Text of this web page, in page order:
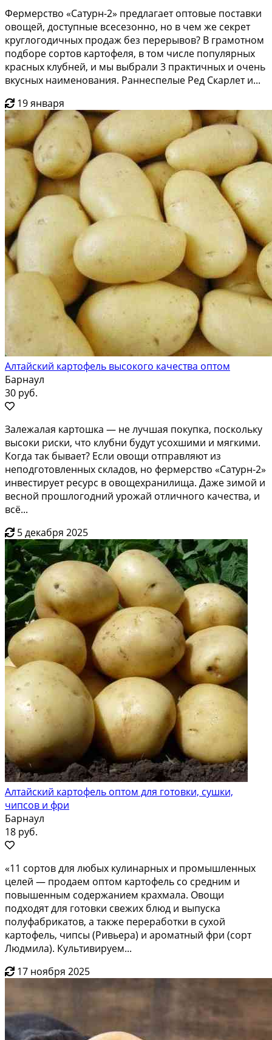
Фермерство «Сатурн-2» предлагает оптовые поставки
овощей, доступные всесезонно, но в чем же секрет
круглогодичных продаж без перерывов? В грамотном
подборе сортов картофеля, в том числе популярных
красных клубней, и мы выбрали 3 практичных и очень
вкусных наименования. Раннеспелые Ред Скарлет и...
19 января
Алтайский картофель высокого качества оптом
Барнаул
30 руб.
Залежалая картошка — не лучшая покупка, поскольку
высоки риски, что клубни будут усохшими и мягкими.
Когда так бывает? Если овощи отправляют из
неподготовленных складов, но фермерство «Сатурн-2»
инвестирует ресурс в овощехранилища. Даже зимой и
весной прошлогодний урожай отличного качества, и
всё...
5 декабря 2025
Алтайский картофель оптом для готовки, сушки,
чипсов и фри
Барнаул
18 руб.
«11 сортов для любых кулинарных и промышленных
целей — продаем оптом картофель со средним и
повышенным содержанием крахмала. Овощи
подходят для готовки свежих блюд и выпуска
полуфабрикатов, а также переработки в сухой
картофель, чипсы (Ривьера) и ароматный фри (сорт
Людмила). Культивируем...
17 ноября 2025